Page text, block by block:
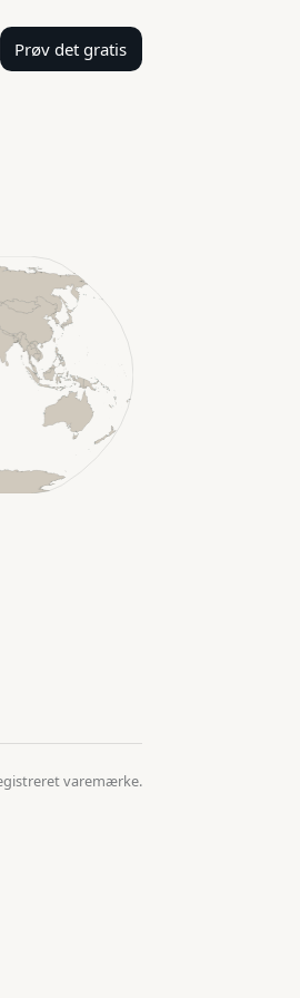
Prøv det gratis
varemærke.